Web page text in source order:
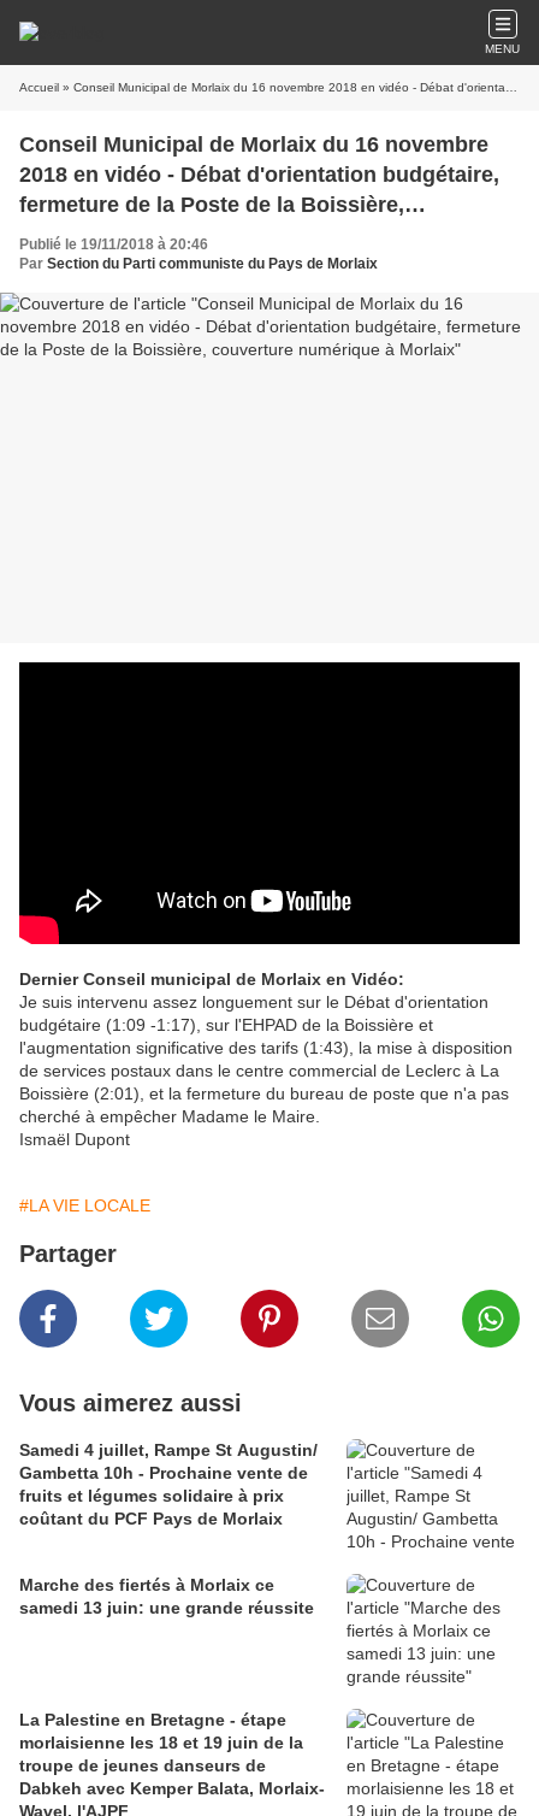
MENU
Accueil » Conseil Municipal de Morlaix du 16 novembre 2018 en vidéo - Débat d'orientation budgétaire, fermeture de la Poste de la Boissière, couverture numérique à Morlaix
Conseil Municipal de Morlaix du 16 novembre
2018 en vidéo - Débat d'orientation budgétaire,
fermeture de la Poste de la Boissière,
couverture numérique à Morlaix
Publié le 19/11/2018 à 20:46
Par Section du Parti communiste du Pays de Morlaix
Dernier Conseil municipal de Morlaix en Vidéo:
Je suis intervenu assez longuement sur le Débat d'orientation
budgétaire (1:09 -1:17), sur l'EHPAD de la Boissière et
l'augmentation significative des tarifs (1:43), la mise à disposition
de services postaux dans le centre commercial de Leclerc à La
Boissière (2:01), et la fermeture du bureau de poste que n'a pas
cherché à empêcher Madame le Maire.
Ismaël Dupont
#LA VIE LOCALE
Partager
Vous aimerez aussi
Samedi 4 juillet, Rampe St Augustin/
Gambetta 10h - Prochaine vente de
fruits et légumes solidaire à prix
coûtant du PCF Pays de Morlaix
Marche des fiertés à Morlaix ce
samedi 13 juin: une grande réussite
La Palestine en Bretagne - étape
morlaisienne les 18 et 19 juin de la
troupe de jeunes danseurs de
Dabkeh avec Kemper Balata, Morlaix-
Wavel, l'AJPF